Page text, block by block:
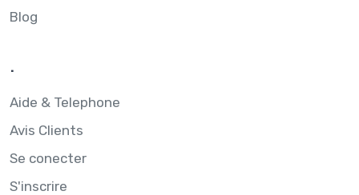
Blog
.
Aide & Telephone
Avis Clients
Se conecter
S'inscrire